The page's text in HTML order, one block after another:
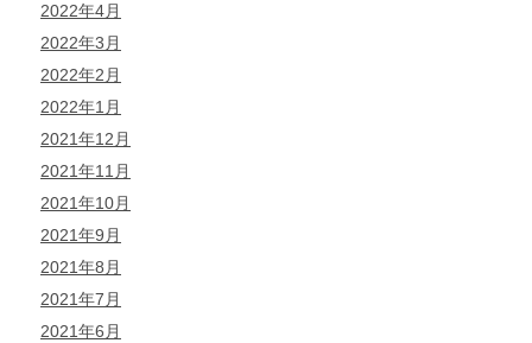
2022年4月
2022年3月
2022年2月
2022年1月
2021年12月
2021年11月
2021年10月
2021年9月
2021年8月
2021年7月
2021年6月